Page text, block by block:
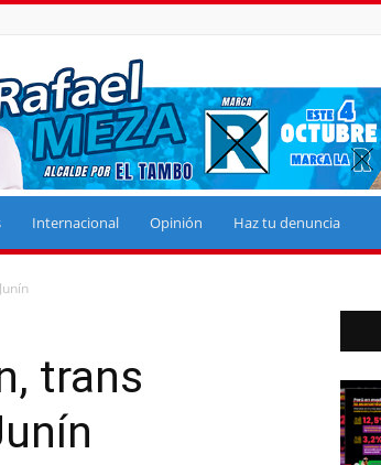
Internacional Opinión Haz tu denuncia
trans